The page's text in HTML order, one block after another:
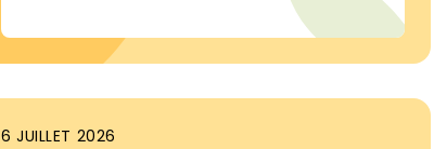
6 JUILLET 2026